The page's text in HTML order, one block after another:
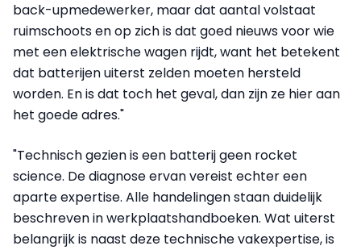
back-upmedewerker, maar dat aantal volstaat
ruimschoots en op zich is dat goed nieuws voor wie
met een elektrische wagen rijdt, want het betekent
dat batterijen uiterst zelden moeten hersteld
worden. En is dat toch het geval, dan zijn ze hier aan
het goede adres."
"Technisch gezien is een batterij geen rocket
science. De diagnose ervan vereist echter een
aparte expertise. Alle handelingen staan duidelijk
beschreven in werkplaatshandboeken. Wat uiterst
belangrijk is naast deze technische vakexpertise, is